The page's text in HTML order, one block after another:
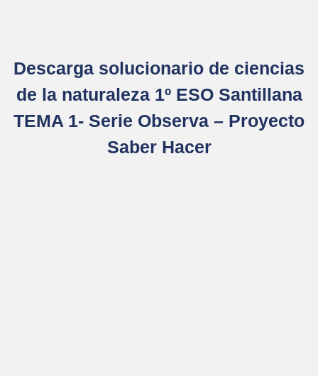
Descarga solucionario de ciencias
de la naturaleza 1º ESO Santillana
TEMA 1- Serie Observa – Proyecto
Saber Hacer